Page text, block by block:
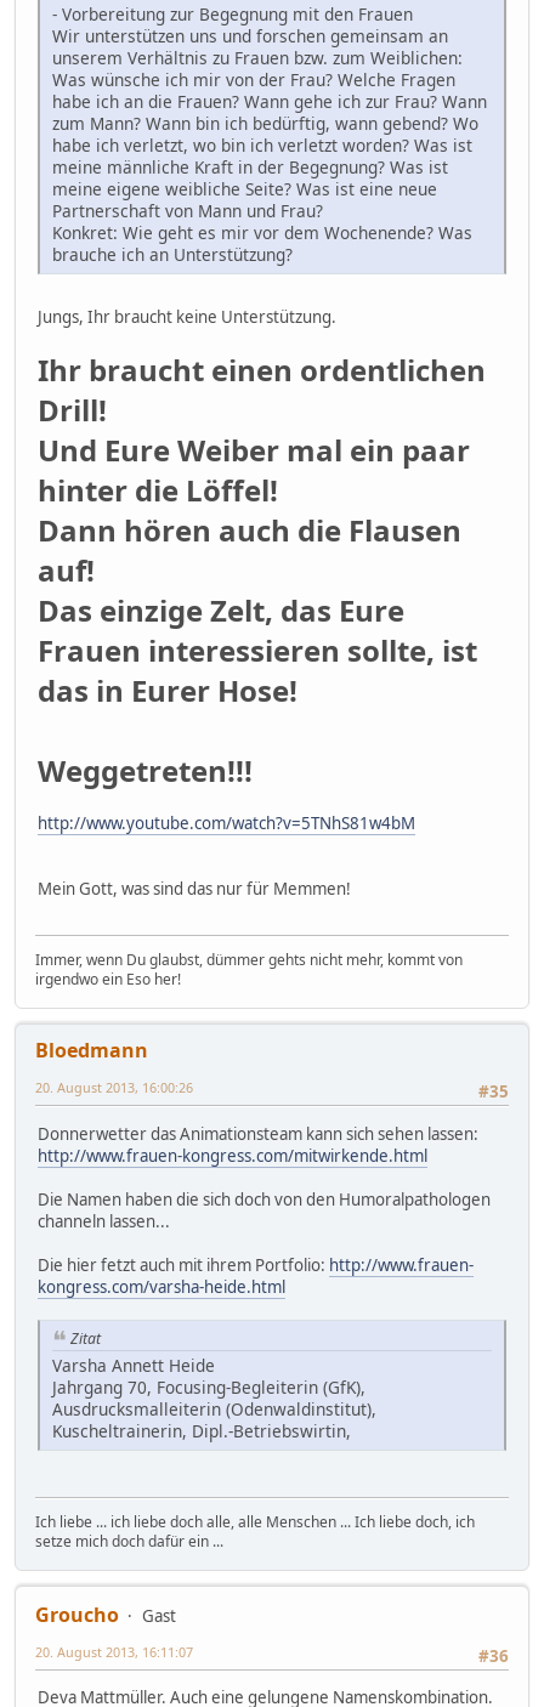
- Vorbereitung zur Begegnung mit den Frauen
Wir unterstützen uns und forschen gemeinsam an
unserem Verhältnis zu Frauen bzw. zum Weiblichen:
Was wünsche ich mir von der Frau? Welche Fragen
habe ich an die Frauen? Wann gehe ich zur Frau? Wann
zum Mann? Wann bin ich bedürftig, wann gebend? Wo
habe ich verletzt, wo bin ich verletzt worden? Was ist
meine männliche Kraft in der Begegnung? Was ist
meine eigene weibliche Seite? Was ist eine neue
Partnerschaft von Mann und Frau?
Konkret: Wie geht es mir vor dem Wochenende? Was
brauche ich an Unterstützung?
Jungs, Ihr braucht keine Unterstützung.
Ihr braucht einen ordentlichen
Drill!
Und Eure Weiber mal ein paar
hinter die Löffel!
Dann hören auch die Flausen
auf!
Das einzige Zelt, das Eure
Frauen interessieren sollte, ist
das in Eurer Hose!
Weggetreten!!!
http://www.youtube.com/watch?v=5TNhS81w4bM
Mein Gott, was sind das nur für Memmen!
Immer, wenn Du glaubst, dümmer gehts nicht mehr, kommt von
irgendwo ein Eso her!
Bloedmann
#35
20. August 2013, 16:00:26
Donnerwetter das Animationsteam kann sich sehen lassen:
http://www.frauen-kongress.com/mitwirkende.html
Die Namen haben die sich doch von den Humoralpathologen
channeln lassen...
Die hier fetzt auch mit ihrem Portfolio: http://www.frauen-
kongress.com/varsha-heide.html
Zitat
Varsha Annett Heide
Jahrgang 70, Focusing-Begleiterin (GfK),
Ausdrucksmalleiterin (Odenwaldinstitut),
Kuscheltrainerin, Dipl.-Betriebswirtin,
Ich liebe ... ich liebe doch alle, alle Menschen ... Ich liebe doch, ich
setze mich doch dafür ein ...
Groucho
Gast
#36
20. August 2013, 16:11:07
Deva Mattmüller. Auch eine gelungene Namenskombination.